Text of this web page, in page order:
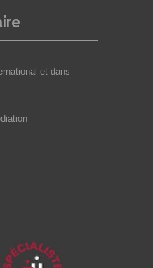
et dans